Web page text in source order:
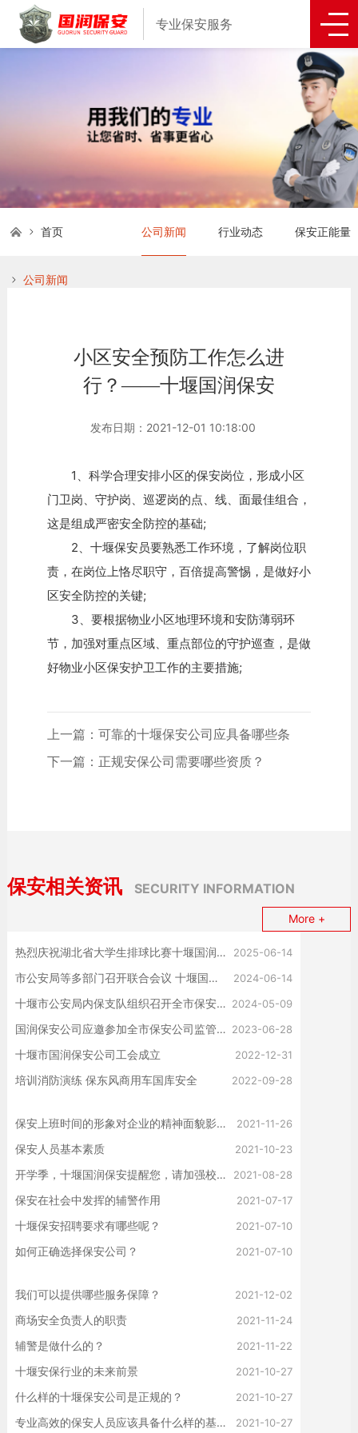
专业保安服务
公司新闻 行业动态 保安正能量
首页
公司新闻
小区安全预防工作怎么进
行？——十堰国润保安
发布日期：2021-12-01 10:18:00
1、科学合理安排小区的保安岗位，形成小区
门卫岗、守护岗、巡逻岗的点、线、面最佳组合，
这是组成严密安全防控的基础;
2、十堰保安员要熟悉工作环境，了解岗位职
责，在岗位上恪尽职守，百倍提高警惕，是做好小
区安全防控的关键;
3、要根据物业小区地理环境和安防薄弱环
节，加强对重点区域、重点部位的守护巡查，是做
好物业小区保安护卫工作的主要措施;
上一篇：可靠的十堰保安公司应具备哪些条
件？
下一篇：正规安保公司需要哪些资质？
保安相关资讯 SECURITY INFORMATION
More +
热烈庆祝湖北省大学生排球比赛十堰国润保安服务有限公司冠名赞助湖北师专大学生荣获比赛笫一名 2025-06-14
市公安局等多部门召开联合会议 十堰国润保安公司应邀参会 2024-06-14
十堰市公安局内保支队组织召开全市保安公司推进会 2024-05-09
国润保安公司应邀参加全市保安公司监管工作会议 2023-06-28
十堰市国润保安公司工会成立 2022-12-31
培训消防演练 保东风商用车国库安全 2022-09-28
保安上班时间的形象对企业的精神面貌影响！ 2021-11-26
保安人员基本素质 2021-10-23
开学季，十堰国润保安提醒您，请加强校园治安管理 2021-08-28
保安在社会中发挥的辅警作用 2021-07-17
十堰保安招聘要求有哪些呢？ 2021-07-10
如何正确选择保安公司？ 2021-07-10
我们可以提供哪些服务保障？ 2021-12-02
商场安全负责人的职责 2021-11-24
辅警是做什么的？ 2021-11-22
十堰安保行业的未来前景 2021-10-27
什么样的十堰保安公司是正规的？ 2021-10-27
专业高效的保安人员应该具备什么样的基本条件？ 2021-10-27